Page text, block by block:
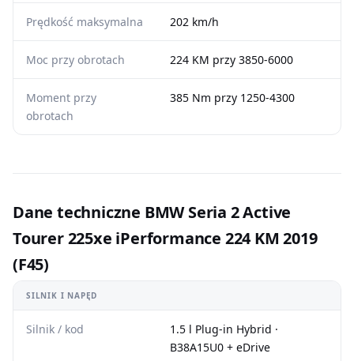
Prędkość maksymalna 202 km/h
Moc przy obrotach 224 KM przy 3850-6000
Moment przy
obrotach
385 Nm przy 1250-4300
Dane techniczne BMW Seria 2 Active
Tourer 225xe iPerformance 224 KM 2019
(F45)
SILNIK I NAPĘD
Silnik / kod
1.5 l Plug-in Hybrid ·
B38A15U0 + eDrive